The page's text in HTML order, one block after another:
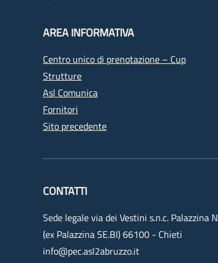
AREA INFORMATIVA
Centro unico di prenotazione – Cup
Strutture
Asl Comunica
Fornitori
Sito precedente
CONTATTI
Sede legale via dei Vestini s.n.c. Palazzina N
(ex Palazzina SE.BI) 66100 - Chieti
info@pec.asl2abruzzo.it